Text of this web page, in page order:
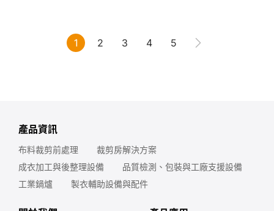
1 2 3 4 5
產品資訊
布料裁剪前處理
裁剪房解決方案
成衣加工與後整理設備
品質檢測、包裝與工廠支援設備
工業鍋爐
製衣輔助設備與配件